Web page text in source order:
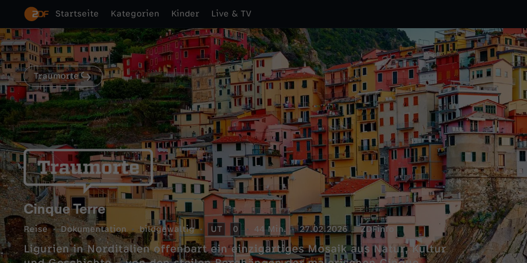
Startseite Kategorien Kinder Live & TV
Traumorte
Cinque Terre
Reise Dokumentation bildgewaltig UT 0 44 Min. 27.02.2026 ZDFinfo
Ligurien in Norditalien offenbart ein einzigartiges Mosaik aus Natur, Kultur